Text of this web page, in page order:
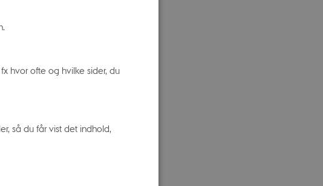
i Planetariet
hvor ofte og hvilke sider, du
så du får vist det indhold,